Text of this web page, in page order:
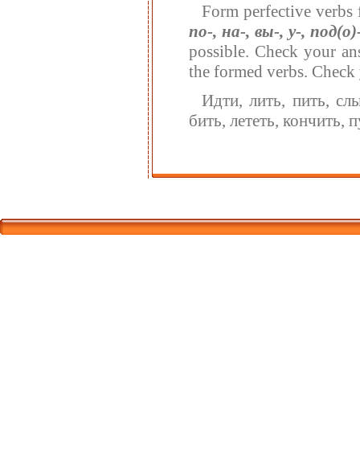
Form perfective
по-, на-, вы-, у-,
possible. Check your
the formed verbs.
Идти, лить, пить,
бить, лететь, кончить,